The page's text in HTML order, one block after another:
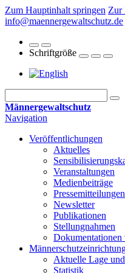
Zum Hauptinhalt springen Zur
info@maennergewaltschutz.de
Schriftgröße
Männergewaltschutz
Navigation
Veröffentlichungen
Aktuelles
Veranstaltungen
Medienbeiträge
Pressemitteilungen
Newsletter
Publikationen
Stellungnahmen
Dokumentationen
Aktuelle Lage
Statistik